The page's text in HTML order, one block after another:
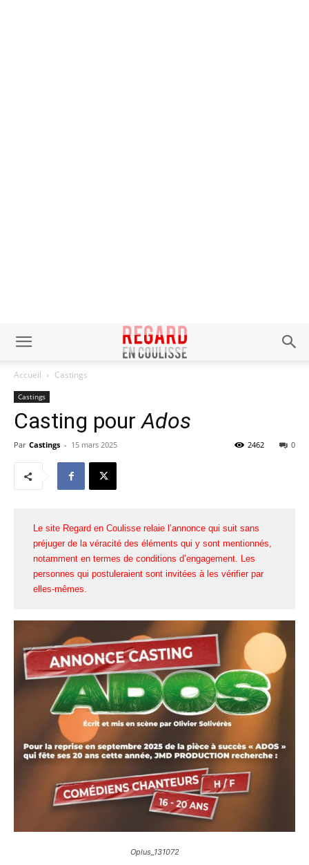
Accueil Castings
Castings
Casting pourAdos
Par Castings - 15 mars 2025 0
2462
Le site Regard en Coulisse relaie l’annonce qui suit sans
préjuger de la véracité des éléments qui y sont mentionnés,
notamment en termes de conditions d’engagement. Les
personnes qui postuleraient sont invitées à les vérifier par
elles-mêmes.
Oplus_131072